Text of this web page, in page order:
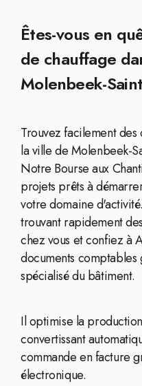
Êtes-vous en
de chauffage
Molenbeek-
Trouvez facilement des
la ville de Molenbeek-
Notre Bourse aux
projets prêts à
votre domaine
trouvant rapidement
chez vous et confiez à
documents
spécialisé du bâtiment.
Il optimise la
convertissant
commande en facture
électronique.